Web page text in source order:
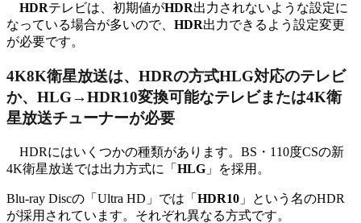
HDRテレビは、初期値がHDR出力されないような設定に
なっている場合が多いので、 HDR出力できるよう設定変更
が必要です。
4K8K衛星放送は、HDRの方式HLG対応のテレビ
か、HLG→HDR10変換可能なテレビまたは4K衛
星放送チューナーが必要
HDRにはいくつかの種類があります。BS・110度CSの新
4K衛星放送では出力方式に「 HLG 」を採用。
Blu-ray Discの「Ultra HD」では「 HDR10 」という名のHDR
が採用されています。それぞれ異なる方式です。